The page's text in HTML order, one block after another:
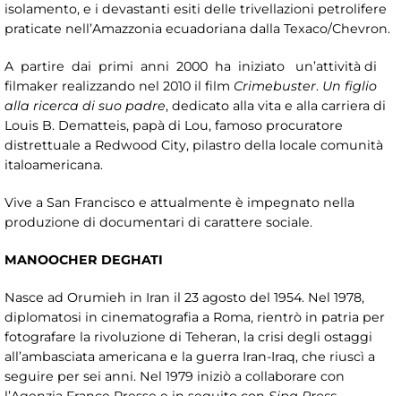
isolamento, e i devastanti esiti delle trivellazioni petrolifere
praticate nell’Amazzonia ecuadoriana dalla Texaco/Chevron.
A partire dai primi anni 2000 ha iniziato un’attività di
filmaker realizzando nel 2010 il film Crimebuster. Un figlio
alla ricerca di suo padre, dedicato alla vita e alla carriera di
Louis B. Dematteis, papà di Lou, famoso procuratore
distrettuale a Redwood City, pilastro della locale comunità
italoamericana.
Vive a San Francisco e attualmente è impegnato nella
produzione di documentari di carattere sociale.
MANOOCHER DEGHATI
Nasce ad Orumieh in Iran il 23 agosto del 1954. Nel 1978,
diplomatosi in cinematografia a Roma, rientrò in patria per
fotografare la rivoluzione di Teheran, la crisi degli ostaggi
all’ambasciata americana e la guerra Iran-Iraq, che riuscì a
seguire per sei anni. Nel 1979 iniziò a collaborare con